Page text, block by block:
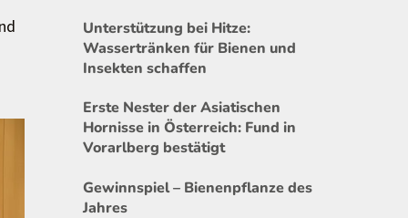
Unterstützung bei Hitze:
Wassertränken für Bienen und
Insekten schaffen
Erste Nester der Asiatischen
Hornisse in Österreich: Fund in
Vorarlberg bestätigt
Gewinnspiel – Bienenpflanze des
Jahres